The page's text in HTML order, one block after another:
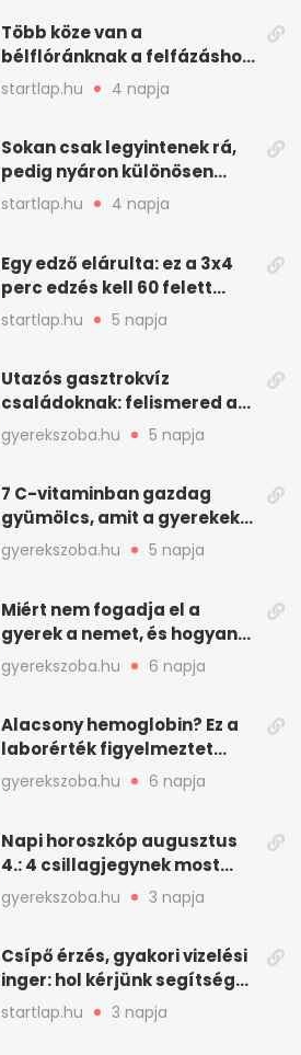
Több köze van a
bélflóránknak a felfázáshoz,
mint hinnénk – Így védhetjük
nyáron a húgyutakat (x)
startlap.hu 4 napja
Sokan csak legyintenek rá,
pedig nyáron különösen
gyakran jelentkezik ez a
kellemetlen betegség
startlap.hu 4 napja
Egy edző elárulta: ez a 3x4
perc edzés kell 60 felett
mindenkinek
startlap.hu 5 napja
Utazós gasztrokvíz
családoknak: felismered az
asadót és társait?
gyerekszoba.hu 5 napja
7 C-vitaminban gazdag
gyümölcs, amit a gyerekek
is szívesen megesznek
gyerekszoba.hu 5 napja
Miért nem fogadja el a
gyerek a nemet, és hogyan
mondd ki jól?
gyerekszoba.hu 6 napja
Alacsony hemoglobin? Ez a
laborérték figyelmeztet
vashiányra
gyerekszoba.hu 6 napja
Napi horoszkóp augusztus
4.: 4 csillagjegynek most
minden összejön
gyerekszoba.hu 3 napja
Csípő érzés, gyakori vizelési
inger: hol kérjünk segítséget
felfázás esetén?
startlap.hu 3 napja